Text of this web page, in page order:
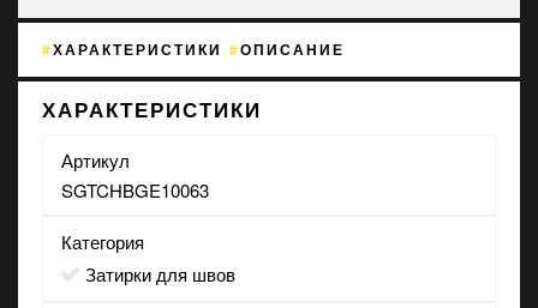
ХАРАКТЕРИСТИКИ ОПИСАНИЕ
ХАРАКТЕРИСТИКИ
Артикул
SGTCHBGE10063
Категория
Затирки для швов